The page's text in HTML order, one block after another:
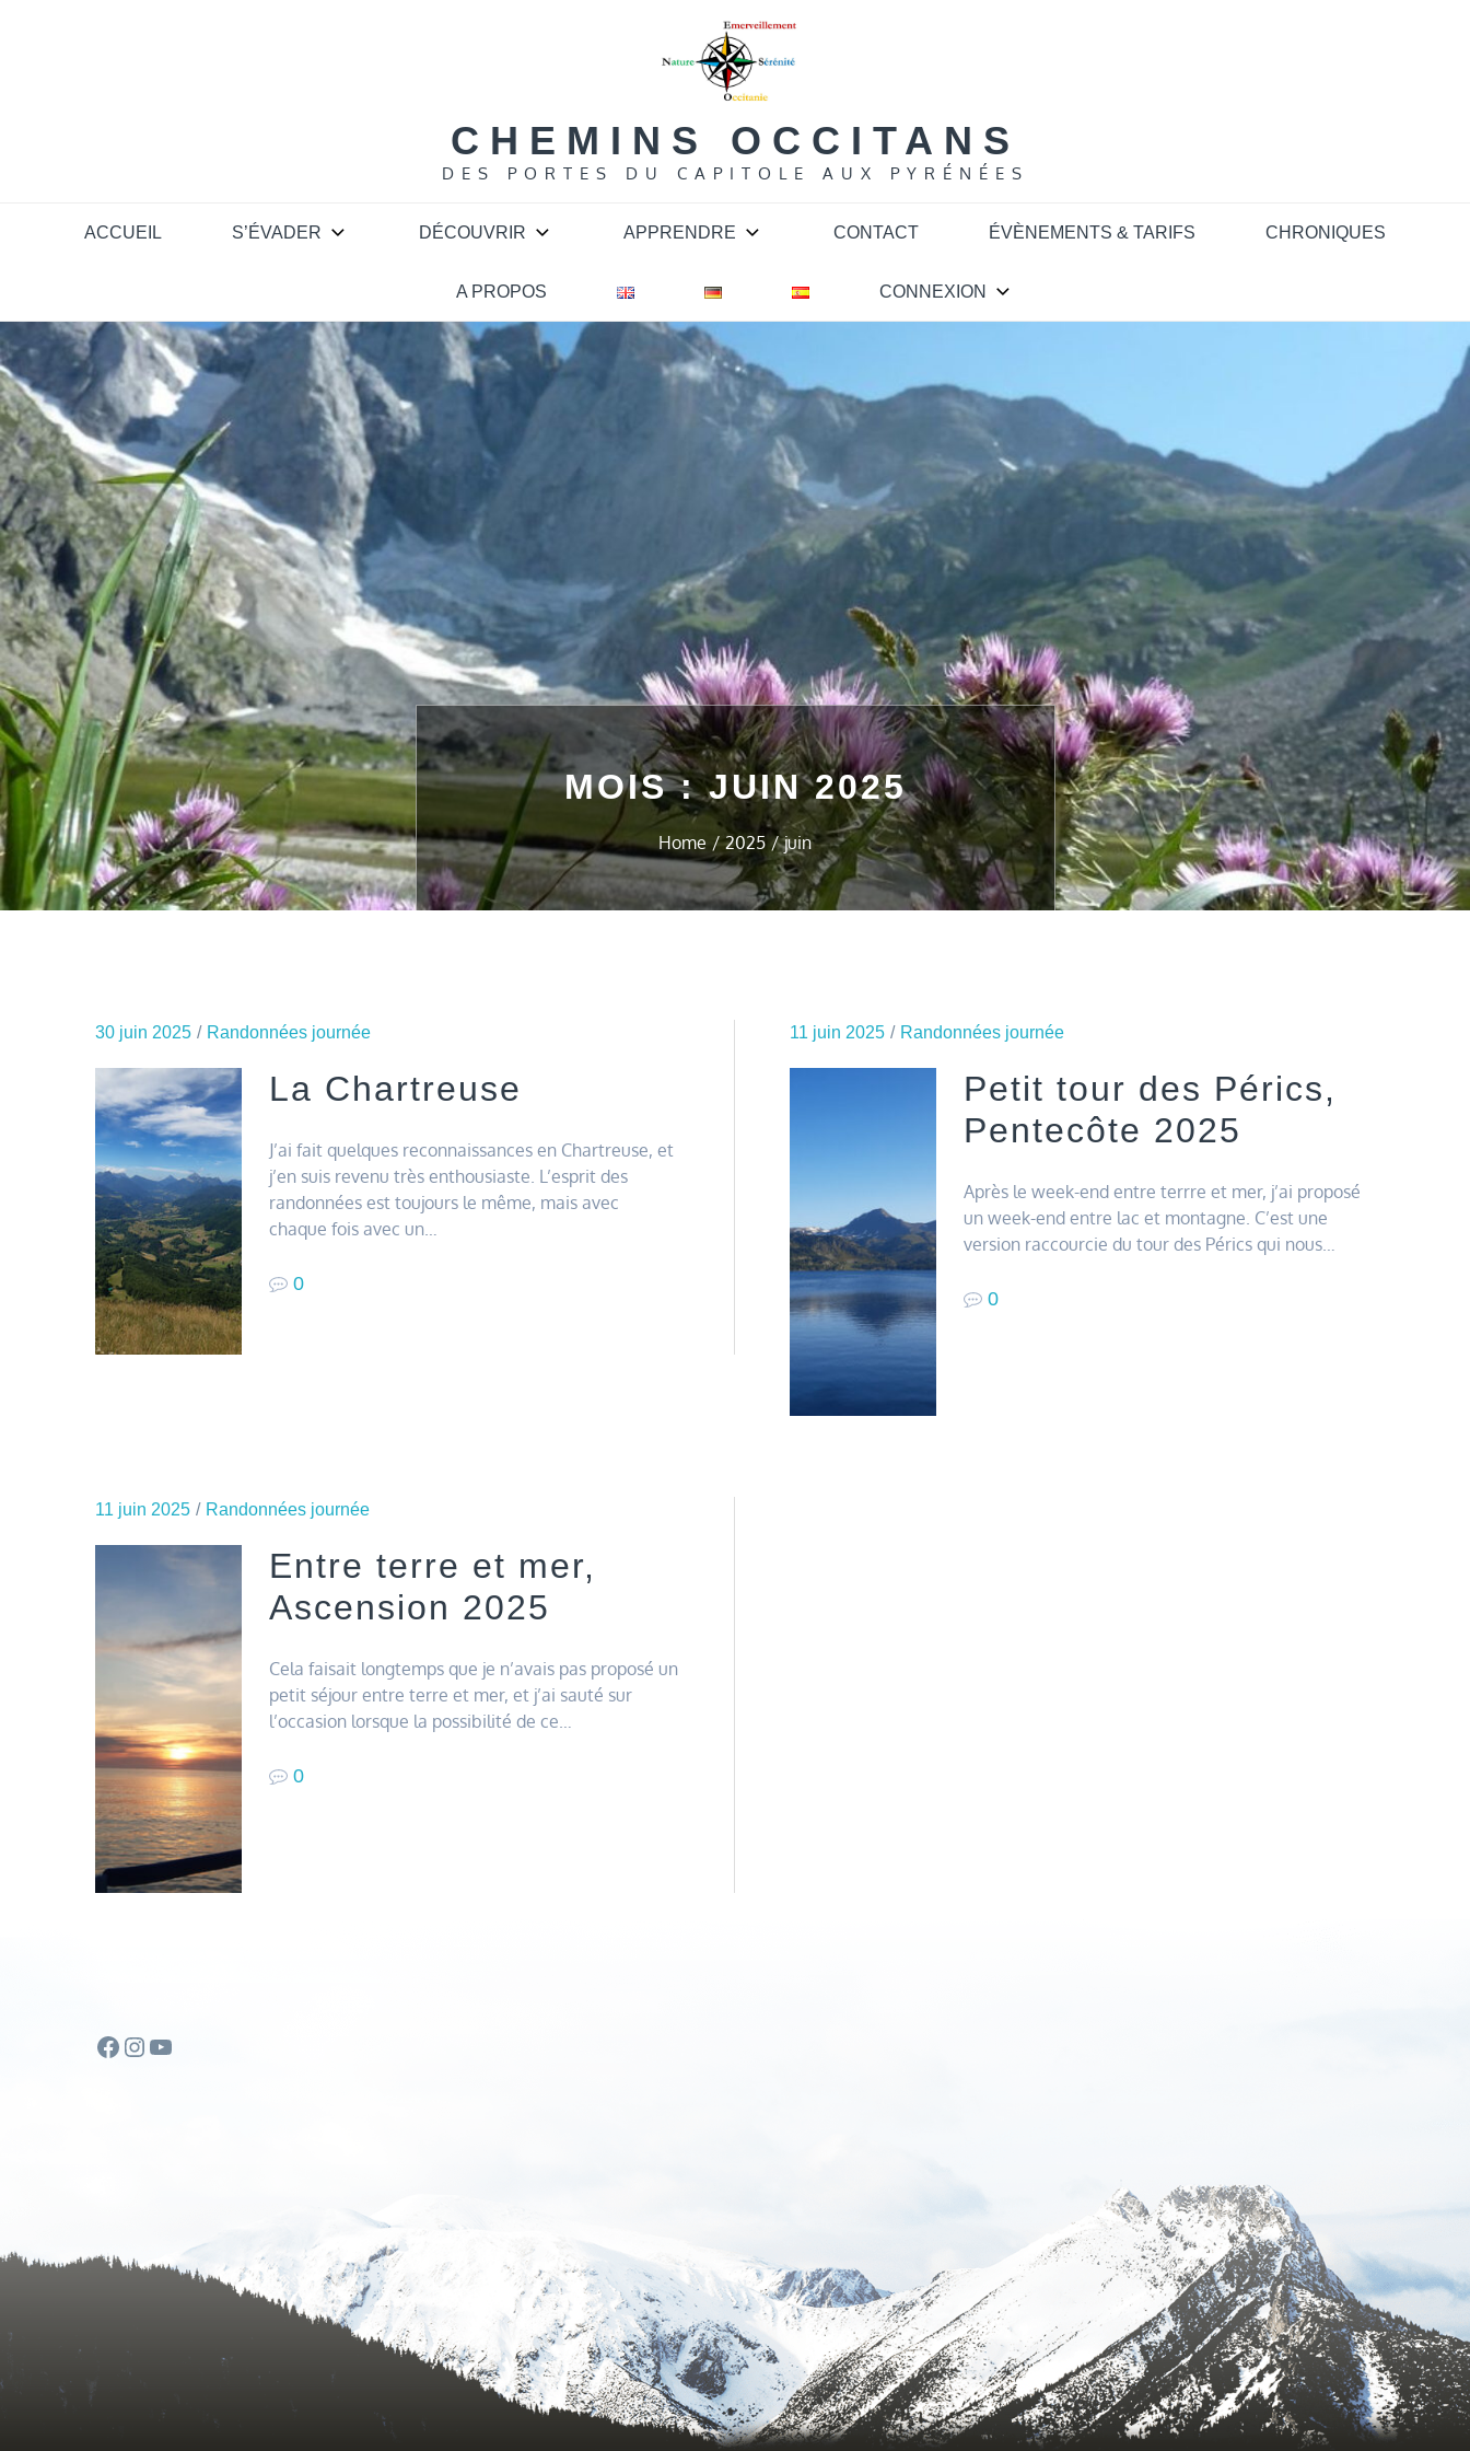
CHEMINS OCCITANS
DES PORTES DU CAPITOLE AUX PYRÉNÉES
ACCUEIL S’ÉVADER DÉCOUVRIR APPRENDRE CONTACT ÉVÈNEMENTS & TARIFS CHRONIQUES
A PROPOS CONNEXION
MOIS :JUIN 2025
Home 2025 juin
30 juin 2025 Randonnées journée
La Chartreuse
J’ai fait quelques reconnaissances en Chartreuse, et
j’en suis revenu très enthousiaste. L’esprit des
randonnées est toujours le même, mais avec
chaque fois avec un…
0
11 juin 2025 Randonnées journée
Petit tour des Pérics,
Pentecôte 2025
Après le week-end entre terrre et mer, j’ai proposé
un week-end entre lac et montagne. C’est une
version raccourcie du tour des Pérics qui nous…
0
11 juin 2025 Randonnées journée
Entre terre et mer,
Ascension 2025
Cela faisait longtemps que je n’avais pas proposé un
petit séjour entre terre et mer, et j’ai sauté sur
l’occasion lorsque la possibilité de ce…
0
Facebook
Instagram
YouTube